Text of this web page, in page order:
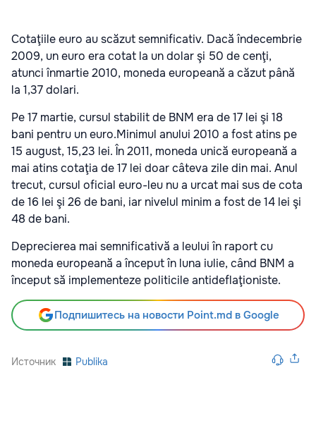
Cotaţiile euro au scăzut semnificativ. Dacă îndecembrie
2009, un euro era cotat la un dolar şi 50 de cenţi,
atunci înmartie 2010, moneda europeană a căzut până
la 1,37 dolari.
Pe 17 martie, cursul stabilit de BNM era de 17 lei şi 18
bani pentru un euro.Minimul anului 2010 a fost atins pe
15 august, 15,23 lei. În 2011, moneda unică europeană a
mai atins cotaţia de 17 lei doar câteva zile din mai. Anul
trecut, cursul oficial euro-leu nu a urcat mai sus de cota
de 16 lei şi 26 de bani, iar nivelul minim a fost de 14 lei şi
48 de bani.
Deprecierea mai semnificativă a leului în raport cu
moneda europeană a început în luna iulie, când BNM a
început să implementeze politicile antideflaţioniste.
Подпишитесь на новости Point.md в Google
Источник Publika